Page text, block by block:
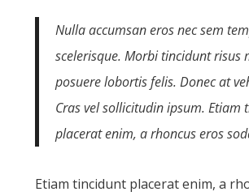
Nulla accumsan eros nec sem
scelerisque. Morbi tincidunt risus
posuere lobortis felis. Donec at
Cras vel sollicitudin ipsum. Etiam
placerat enim, a rhoncus eros
Etiam tincidunt placerat enim, a